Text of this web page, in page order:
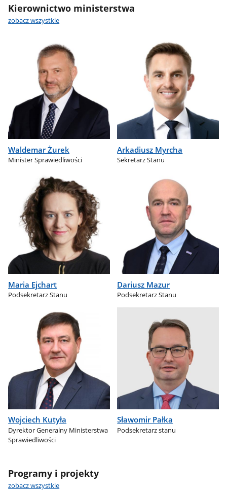
Kierownictwo ministerstwa
zobacz wszystkie
Waldemar Żurek
Minister Sprawiedliwości
Arkadiusz Myrcha
Sekretarz Stanu
Maria Ejchart
Podsekretarz Stanu
Dariusz Mazur
Podsekretarz Stanu
Wojciech Kutyła
Dyrektor Generalny Ministerstwa
Sprawiedliwości
Sławomir Pałka
Podsekretarz stanu
Programy i projekty
zobacz wszystkie